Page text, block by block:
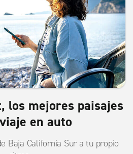
los mejores paisajes
en auto
Baja California Sur a tu propio